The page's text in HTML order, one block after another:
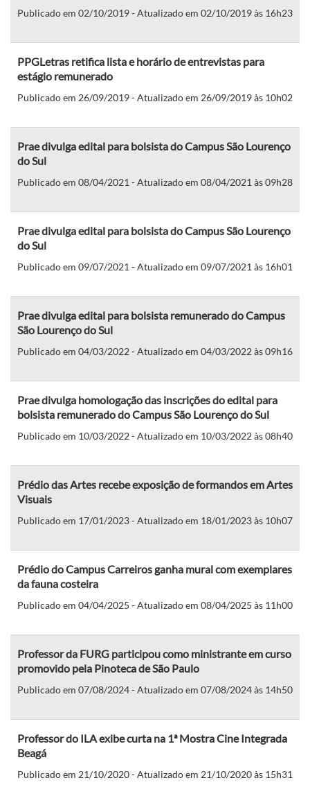
Publicado em 02/10/2019 - Atualizado em 02/10/2019 às 16h23
PPGLetras retifica lista e horário de entrevistas para
estágio remunerado
Publicado em 26/09/2019 - Atualizado em 26/09/2019 às 10h02
Prae divulga edital para bolsista do Campus São Lourenço
do Sul
Publicado em 08/04/2021 - Atualizado em 08/04/2021 às 09h28
Prae divulga edital para bolsista do Campus São Lourenço
do Sul
Publicado em 09/07/2021 - Atualizado em 09/07/2021 às 16h01
Prae divulga edital para bolsista remunerado do Campus
São Lourenço do Sul
Publicado em 04/03/2022 - Atualizado em 04/03/2022 às 09h16
Prae divulga homologação das inscrições do edital para
bolsista remunerado do Campus São Lourenço do Sul
Publicado em 10/03/2022 - Atualizado em 10/03/2022 às 08h40
Prédio das Artes recebe exposição de formandos em Artes
Visuais
Publicado em 17/01/2023 - Atualizado em 18/01/2023 às 10h07
Prédio do Campus Carreiros ganha mural com exemplares
da fauna costeira
Publicado em 04/04/2025 - Atualizado em 08/04/2025 às 11h00
Professor da FURG participou como ministrante em curso
promovido pela Pinoteca de São Paulo
Publicado em 07/08/2024 - Atualizado em 07/08/2024 às 14h50
Professor do ILA exibe curta na 1ª Mostra Cine Integrada
Beagá
Publicado em 21/10/2020 - Atualizado em 21/10/2020 às 15h31